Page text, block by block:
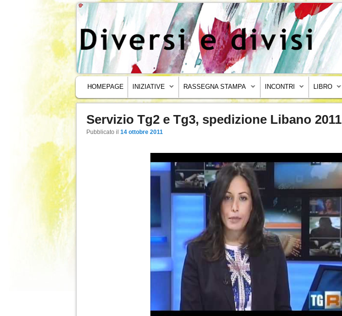
MENU PRINCIPALE
VAI AL CONTENUTO PRINCIPALE
VAI AL CONTENUTO SECONDARIO
HOMEPAGE INIZIATIVE RASSEGNA STAMPA INCONTRI LIBRO
Navigazione articoli
Servizio Tg2 e Tg3, spedizione Libano 2011
Pubblicato il 14 ottobre 2011